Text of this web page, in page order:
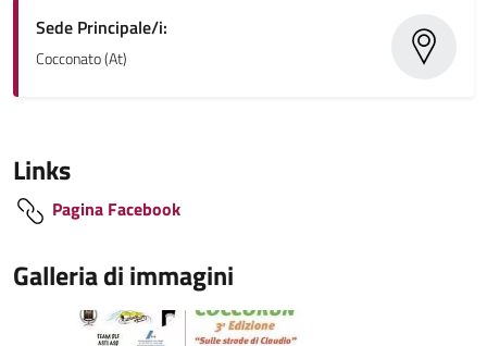
Sede Principale/i:
Cocconato (At)
Links
Pagina Facebook
Galleria di immagini